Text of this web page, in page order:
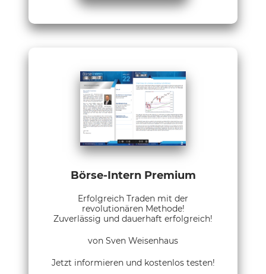
Börse-Intern Premium
Erfolgreich Traden mit der
revolutionären Methode!
Zuverlässig und dauerhaft erfolgreich!
von Sven Weisenhaus
Jetzt informieren und kostenlos testen!